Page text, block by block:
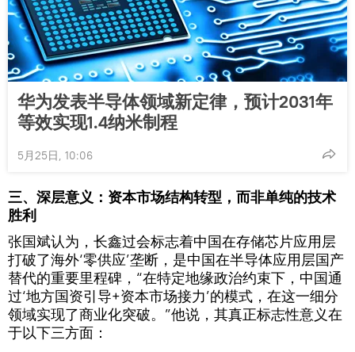
华为发表半导体领域新定律，预计2031年
等效实现1.4纳米制程
5月25日, 10:06
三、深层意义：资本市场结构转型，而非单纯的技术
胜利
张国斌认为，长鑫过会标志着中国在存储芯片应用层
打破了海外‘零供应’垄断，是中国在半导体应用层国产
替代的重要里程碑，“在特定地缘政治约束下，中国通
过‘地方国资引导+资本市场接力’的模式，在这一细分
领域实现了商业化突破。”他说，其真正标志性意义在
于以下三方面：